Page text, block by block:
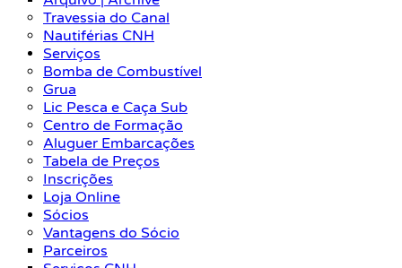
Travessia do Canal
Nautiférias CNH
Serviços
Bomba de Combustível
Grua
Lic Pesca e Caça Sub
Centro de Formação
Aluguer Embarcações
Tabela de Preços
Inscrições
Loja Online
Sócios
Vantagens do Sócio
Parceiros